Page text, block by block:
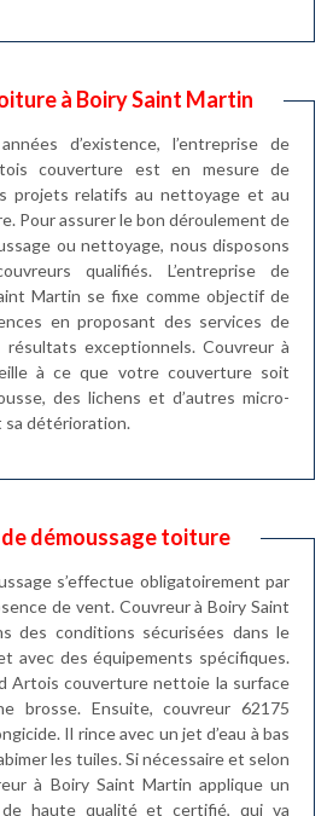
à Boiry Saint Martin
d’existence, l’entreprise de
couverture est en mesure de
projets relatifs au nettoyage et au
Pour assurer le bon déroulement de
ou nettoyage, nous disposons
qualifiés. L’entreprise de
Martin se fixe comme objectif de
en proposant des services de
exceptionnels. Couvreur à
à ce que votre couverture soit
des lichens et d’autres micro-
sa détérioration.
démoussage toiture
s’effectue obligatoirement par
de vent. Couvreur à Boiry Saint
des conditions sécurisées dans le
avec des équipements spécifiques.
Artois couverture nettoie la surface
brosse. Ensuite, couvreur 62175
Il rince avec un jet d’eau à bas
les tuiles. Si nécessaire et selon
à Boiry Saint Martin applique un
de haute qualité et certifié, qui va